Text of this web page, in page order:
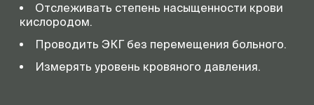
Отслеживать степень насыщенности крови
кислородом.
Проводить ЭКГ без перемещения больного.
Измерять уровень кровяного давления.